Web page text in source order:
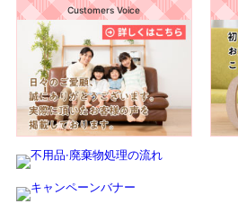
Customers Voice